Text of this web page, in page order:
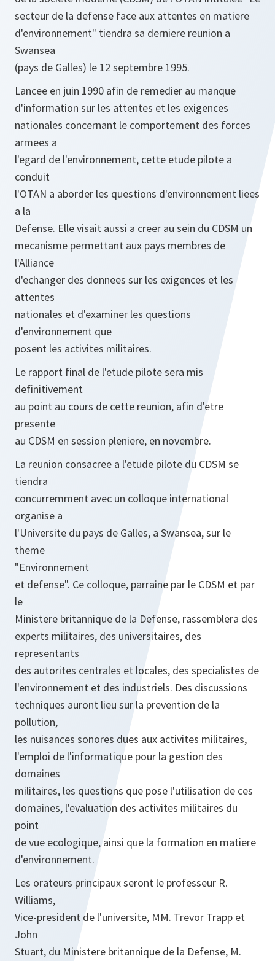
secteur de la defense face aux attentes en matiere
d'environnement" tiendra sa derniere reunion a
Swansea
(pays de Galles) le 12 septembre 1995.
Lancee en juin 1990 afin de remedier au manque
d'information sur les attentes et les exigences
nationales concernant le comportement des forces
armees a
l'egard de l'environnement, cette etude pilote a
conduit
l'OTAN a aborder les questions d'environnement liees
a la
Defense. Elle visait aussi a creer au sein du CDSM un
mecanisme permettant aux pays membres de
l'Alliance
d'echanger des donnees sur les exigences et les
attentes
nationales et d'examiner les questions
d'environnement que
posent les activites militaires.
Le rapport final de l'etude pilote sera mis
definitivement
au point au cours de cette reunion, afin d'etre
presente
au CDSM en session pleniere, en novembre.
La reunion consacree a l'etude pilote du CDSM se
tiendra
concurremment avec un colloque international
organise a
l'Universite du pays de Galles, a Swansea, sur le
theme
"Environnement
et defense". Ce colloque, parraine par le CDSM et par
le
Ministere britannique de la Defense, rassemblera des
experts militaires, des universitaires, des
representants
des autorites centrales et locales, des specialistes de
l'environnement et des industriels. Des discussions
techniques auront lieu sur la prevention de la
pollution,
les nuisances sonores dues aux activites militaires,
l'emploi de l'informatique pour la gestion des
domaines
militaires, les questions que pose l'utilisation de ces
domaines, l'evaluation des activites militaires du
point
de vue ecologique, ainsi que la formation en matiere
d'environnement.
Les orateurs principaux seront le professeur R.
Williams,
Vice-president de l'universite, MM. Trevor Trapp et
John
Stuart, du Ministere britannique de la Defense, M.